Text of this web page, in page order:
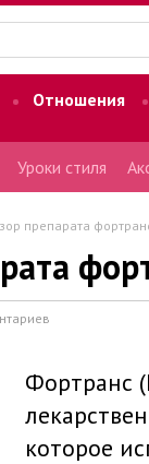
Отношения
Уроки стиля
препарата
Фортранс
которое